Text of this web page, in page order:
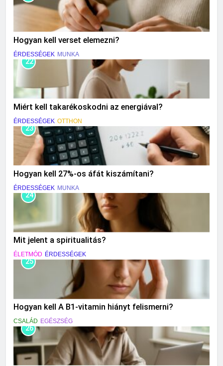
Hogyan kell verset elemezni?
ÉRDESSÉGEK MUNKA
22
Miért kell takarékoskodni az energiával?
ÉRDESSÉGEK OTTHON
23
Hogyan kell 27%-os áfát kiszámítani?
ÉRDESSÉGEK MUNKA
24
Mit jelent a spiritualitás?
ÉLETMÓD ÉRDESSÉGEK
25
Hogyan kell A B1-vitamin hiányt felismerni?
CSALÁD EGÉSZSÉG
26